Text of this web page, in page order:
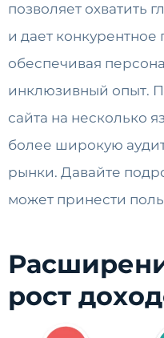
позволяет охватить
и дает
обеспечивая
инклюзивный опыт.
сайта на несколько
более широкую
рынки. Давайте
может принести
рост